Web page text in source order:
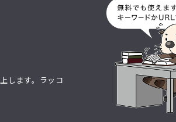
します。ラッコ